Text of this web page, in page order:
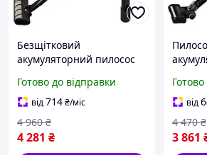
Безщітковий
акумуляторний пилосос
POWERLine (без АКБ і ЗП,
2 режими, 1 л)
Готово до відправки
від714₴/міс
4 281 ₴
4 960 ₴
(без
0.5 л)
від
3 861
4 470 ₴